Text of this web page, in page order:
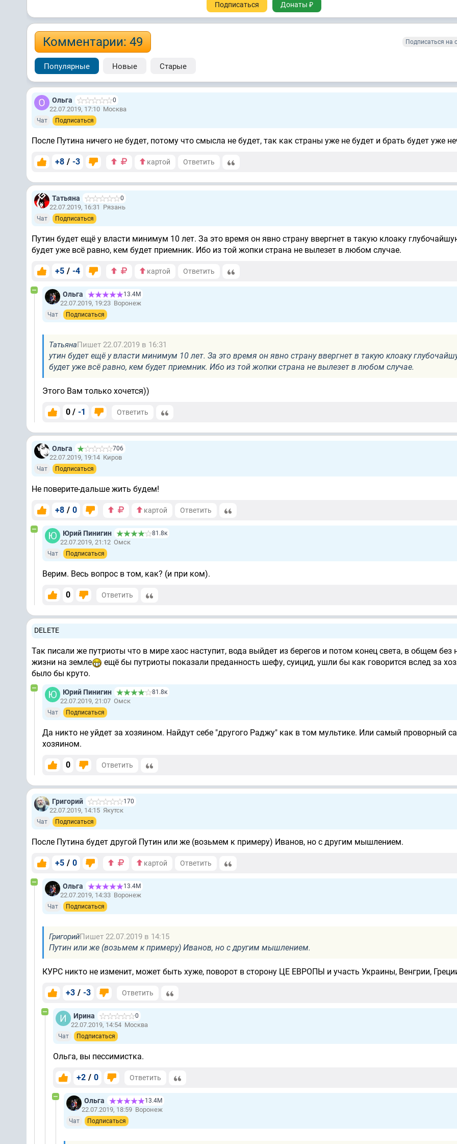
Подписаться Донаты ₽
Комментарии: 49 Подписаться на
Популярные Новые Старые
Ольга 0
22.07.2019, 17:10 Москва
Чат Подписаться
После Путина ничего не будет, потому что смысла не будет, так как страны уже не будет и брать будет уже
+8 / -3 картой Ответить
Татьяна 0
22.07.2019, 16:31 Рязань
Чат Подписаться
Путин будет ещё у власти минимум 10 лет. За это время он явно страну ввергнет в такую клоаку
будет уже всё равно, кем будет приемник. Ибо из той жопки страна не вылезет в любом случае.
+5 / -4 картой Ответить
Ольга 13.4М
22.07.2019, 19:23 Воронеж
Чат Подписаться
ТатьянаПишет 22.07.2019 в 16:31
утин будет ещё у власти минимум 10 лет. За это время он явно страну ввергнет в такую клоаку
будет уже всё равно, кем будет приемник. Ибо из той жопки страна не вылезет в любом случае.
Этого Вам только хочется))
0 / -1 Ответить
Ольга 706
22.07.2019, 19:14 Киров
Чат Подписаться
Не поверите-дальше жить будем!
+8 / 0 картой Ответить
Юрий Пинигин 81.8к
22.07.2019, 21:12 Омск
Чат Подписаться
Верим. Весь вопрос в том, как? (и при ком).
0 Ответить
DELETE
Так писали же путриоты что в мире хаос наступит, вода выйдет из берегов и потом конец света, в общем без
жизни на земле
ещё бы путриоты показали преданность шефу, суицид, ушли бы как говорится вслед за
было бы круто.
Юрий Пинигин 81.8к
22.07.2019, 21:07 Омск
Чат Подписаться
Да никто не уйдет за хозяином. Найдут себе "другого Раджу" как в том мультике. Или самый проворный
хозяином.
0 Ответить
Григорий 170
22.07.2019, 14:15 Якутск
Чат Подписаться
После Путина будет другой Путин или же (возьмем к примеру) Иванов, но с другим мышлением.
+5 / 0 картой Ответить
Ольга 13.4М
22.07.2019, 14:33 Воронеж
Чат Подписаться
ГригорийПишет 22.07.2019 в 14:15
Путин или же (возьмем к примеру) Иванов, но с другим мышлением.
КУРС никто не изменит, может быть хуже, поворот в сторону ЦЕ ЕВРОПЫ и участь Украины, Венгрии,
+3 / -3 Ответить
Ирина 0
22.07.2019, 14:54 Москва
Чат Подписаться
Ольга, вы пессимистка.
+2 / 0 Ответить
Ольга 13.4М
22.07.2019, 18:59 Воронеж
Чат Подписаться